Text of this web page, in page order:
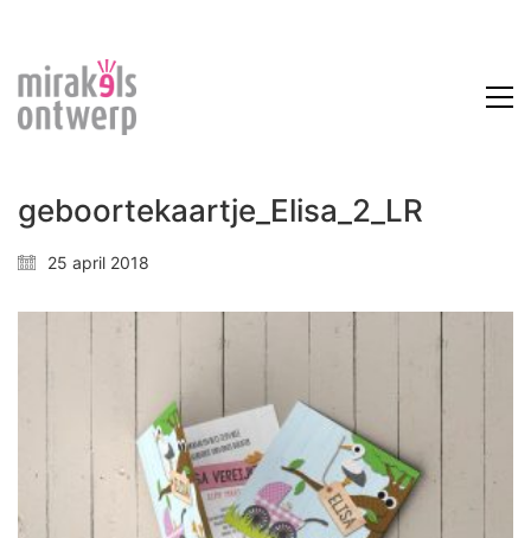
geboortekaartje_Elisa_2_LR
25 april 2018